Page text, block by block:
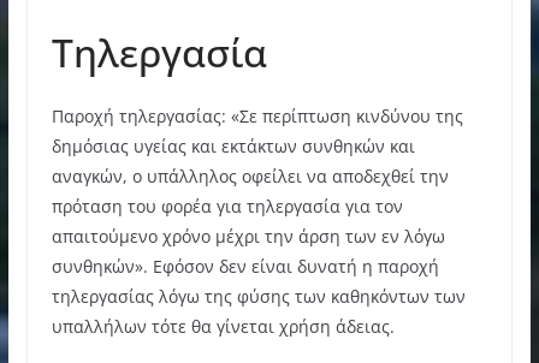
Τηλεργασία
Παροχή τηλεργασίας: «Σε περίπτωση κινδύνου της
δημόσιας υγείας και εκτάκτων συνθηκών και
αναγκών, ο υπάλληλος οφείλει να αποδεχθεί την
πρόταση του φορέα για τηλεργασία για τον
απαιτούμενο χρόνο μέχρι την άρση των εν λόγω
συνθηκών». Εφόσον δεν είναι δυνατή η παροχή
τηλεργασίας λόγω της φύσης των καθηκόντων των
υπαλλήλων τότε θα γίνεται χρήση άδειας.